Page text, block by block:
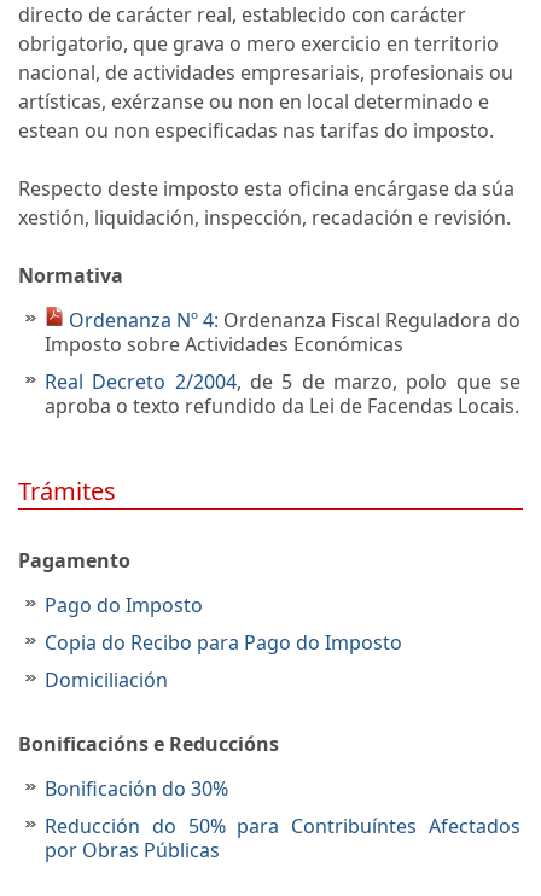
directo de carácter real, establecido con carácter
obrigatorio, que grava o mero exercicio en territorio
nacional, de actividades empresariais, profesionais ou
artísticas, exérzanse ou non en local determinado e
estean ou non especificadas nas tarifas do imposto.
Respecto deste imposto esta oficina encárgase da súa
xestión, liquidación, inspección, recadación e revisión.
Normativa
Ordenanza Nº 4: Ordenanza Fiscal Reguladora do
Imposto sobre Actividades Económicas
Real Decreto 2/2004, de 5 de marzo, polo que se
aproba o texto refundido da Lei de Facendas Locais.
Trámites
Pagamento
Pago do Imposto
Copia do Recibo para Pago do Imposto
Domiciliación
Bonificacións e Reduccións
Bonificación do 30%
Reducción do 50% para Contribuíntes Afectados
por Obras Públicas